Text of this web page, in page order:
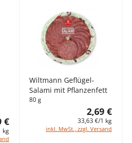
€
kg
Wiltmann Geflügel-
Salami mit Pflanzenfett
80 g
2,69 €
33,63 €/1 kg
inkl. MwSt., zzgl. Versand